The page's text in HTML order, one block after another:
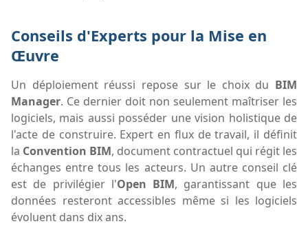
Conseils d'Experts pour la Mise en
Œuvre
Un déploiement réussi repose sur le choix du BIM
Manager. Ce dernier doit non seulement maîtriser les
logiciels, mais aussi posséder une vision holistique de
l'acte de construire. Expert en flux de travail, il définit
la Convention BIM, document contractuel qui régit les
échanges entre tous les acteurs. Un autre conseil clé
est de privilégier l'Open BIM, garantissant que les
données resteront accessibles même si les logiciels
évoluent dans dix ans.